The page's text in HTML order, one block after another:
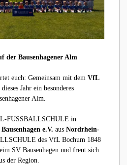
der Bausenhagener Alm
euch: Gemeinsam mit dem VfL
Jahr ein besonderes
Alm.
FUSSBALLSCHULE in
e.V. aus Nordrhein-
des VfL Bochum 1848
SV Bausenhagen und freut sich
der Region.